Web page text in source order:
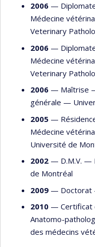
2006 —
Médecine
Veterinary
2006 —
Médecine
Veterinary
2006 — Maîtrise
générale —
2005 —
Médecine
Université de
2002 — D.M.V. —
de Montréal
2009 —
2010 — Certificat
Anatomo-
des médecins